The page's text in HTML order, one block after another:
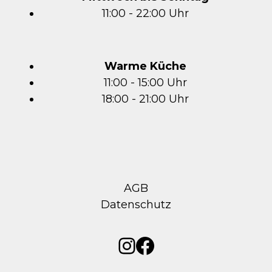
11:00 - 22:00 Uhr
Warme Küche
11:00 - 15:00 Uhr
18:00 - 21:00 Uhr
AGB
Datenschutz
Instagram
Facebook